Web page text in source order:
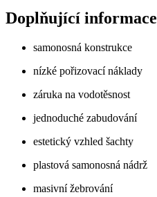
Doplňující informace
samonosná konstrukce
nízké pořizovací náklady
záruka na vodotěsnost
jednoduché zabudování
estetický vzhled šachty
plastová samonosná nádrž
masivní žebrování